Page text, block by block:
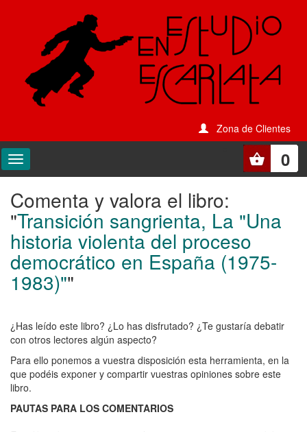
Zona de Clientes
0
Comenta
y
valora
el
libro:
Transición
sangrienta,
La
"Una
historia
violenta
Comenta y valora el libro:
"Transición sangrienta, La "Una
historia violenta del proceso
democrático en España (1975-
1983)""
¿Has leído este libro? ¿Lo has disfrutado? ¿Te gustaría debatir
con otros lectores algún aspecto?
Para ello ponemos a vuestra disposición esta herramienta, en la
que podéis exponer y compartir vuestras opiniones sobre este
libro.
PAUTAS PARA LOS COMENTARIOS